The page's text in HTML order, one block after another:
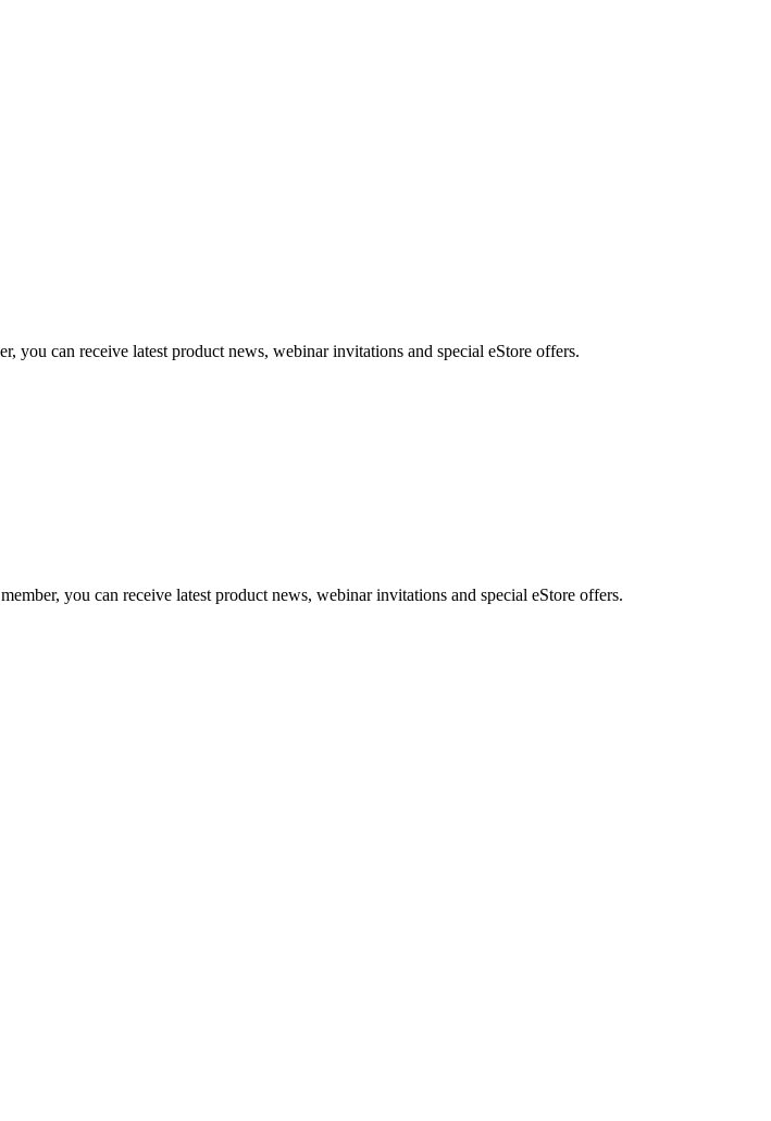
you can receive latest product news, webinar invitations and special eStore offers.
you can receive latest product news, webinar invitations and special eStore offers.